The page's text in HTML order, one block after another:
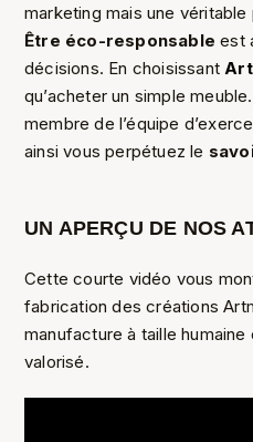
marketing mais une
Être éco-responsableest
décisions. En choisissant
qu’acheter un simple
membre de l’équipe
ainsi vous perpétuez le
UN APERÇU DE NOS
Cette courte vidéo vous
fabrication des créations
manufacture à taille
valorisé.